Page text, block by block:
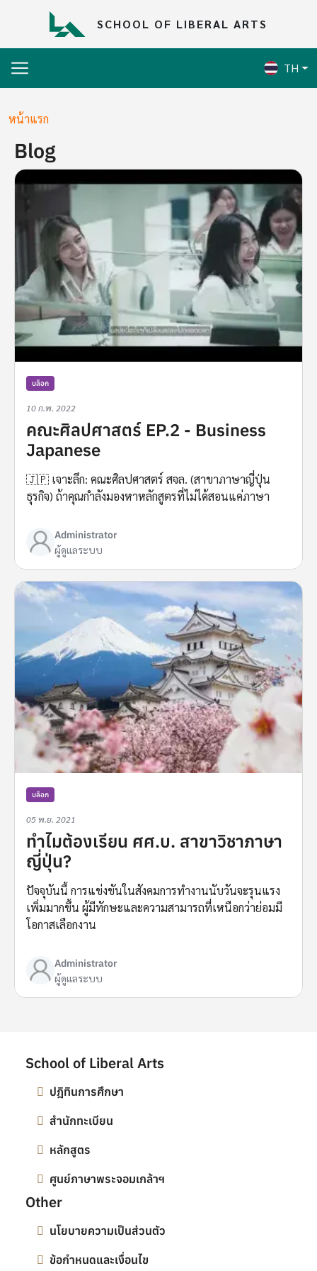
SCHOOL OF LIBERAL ARTS
TH
Breadcrumb
หน้าแรก
Blog
บล็อก
10 ก.พ. 2022
คณะศิลปศาสตร์ EP.2 - Business
Japanese
🇯🇵 เจาะลึก: คณะศิลปศาสตร์ สจล. (สาขาภาษาญี่ปุ่น
ธุรกิจ) ถ้าคุณกำลังมองหาหลักสูตรที่ไม่ได้สอนแค่ภาษา
Administrator
ผู้ดูแลระบบ
บล็อก
05 พ.ย. 2021
ทำไมต้องเรียน ศศ.บ. สาขาวิชาภาษา
ญี่ปุ่น?
ปัจจุบันนี้ การแข่งขันในสังคมการทำงานนับวันจะรุนแรง
เพิ่มมากขึ้น ผู้มีทักษะและความสามารถที่เหนือกว่าย่อมมี
โอกาสเลือกงาน
Administrator
ผู้ดูแลระบบ
School of Liberal Arts
ปฎิทินการศึกษา
สำนักทะเบียน
หลักสูตร
ศูนย์ภาษาพระจอมเกล้าฯ
Other
นโยบายความเป็นส่วนตัว
ข้อกำหนดและเงื่อนไข